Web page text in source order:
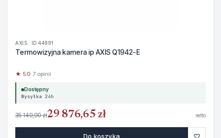
AXIS · ID 44991
Termowizyjna kamera ip AXIS Q1942-E
★ 5.0· 7 opinii
Dostępny
Wysyłka 24h
35 149,00 zł29 876,65 zł netto
Do koszyka ♡